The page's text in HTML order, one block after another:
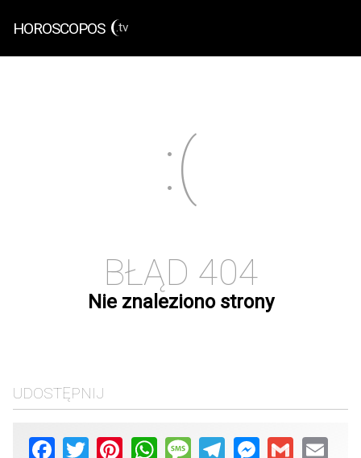
HOROSCOPOS .tv
BŁĄD 404
Nie znaleziono strony
UDOSTĘPNIJ
Facebook
Twitter PinterestWhatsAppMessageTelegramMessenger
Gmail Email